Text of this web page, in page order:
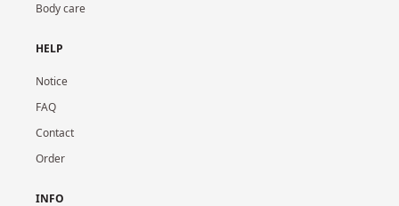
Body care
HELP
Notice
FAQ
Contact
Order
INFO